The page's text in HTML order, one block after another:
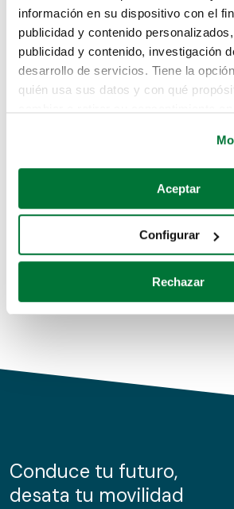
información en su dispositivo con el
publicidad y contenido
publicidad y contenido, investigación
desarrollo de servicios. Tiene la
quién usa sus datos y con qué
Si lo permite, también quisiéramos:
Recopilar información sobre su
Identificar su dispositivo
para buscar características
Obtenga más información sobre
de cookies.
información sobre el uso que haga del
nuestros partners de redes sociales,
Aceptar
Configurar
Rechazar
Lo sentimos, no
te hemos traido
Pero puedes encontrar el coche
buscando en alguno de estos
Coches de segunda mano
Coches de km0
Conduce tu futuro,
desata tu movilidad